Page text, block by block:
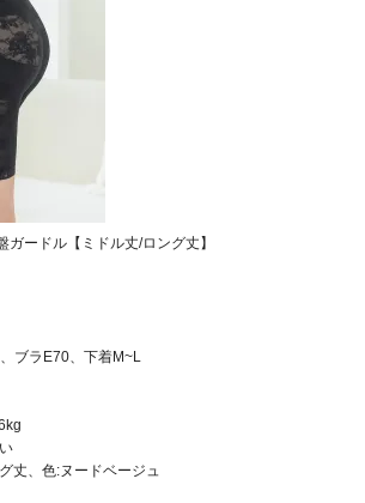
ガードル【ミドル丈/ロング丈】
ブラE70、下着M~L
丈、色:ヌードベージュ